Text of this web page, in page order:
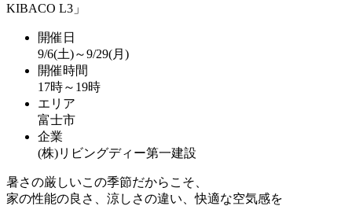
KIBACO L3」
開催日
9/6(土)～9/29(月)
開催時間
17時～19時
エリア
富士市
企業
(株)リビングディー第一建設
暑さの厳しいこの季節だからこそ、
家の性能の良さ、涼しさの違い、快適な空気感を